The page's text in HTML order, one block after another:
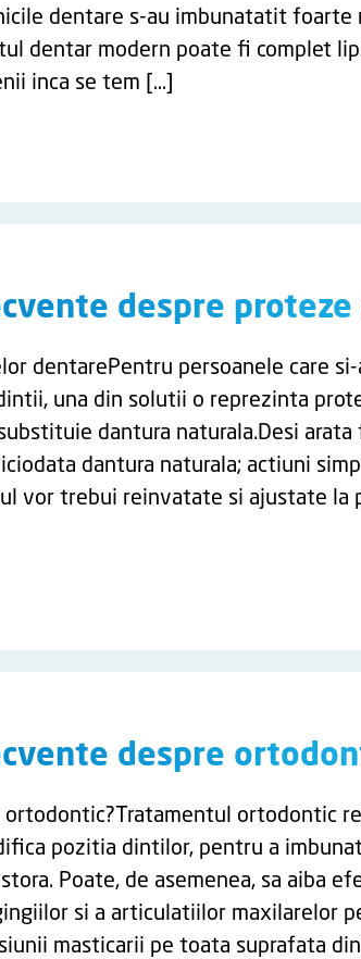
dentare s-au imbunatatit
dentar modern poate fi complet
inca se tem […]
despre proteze
dentarePentru persoanele care
una din solutii o reprezinta
dantura naturala.Desi
dantura naturala; actiuni
vor trebui reinvatate si ajustate la
despre
ortodontic
pozitia dintilor, pentru a
Poate, de asemenea, sa aiba
si a articulatiilor maxilarelor
masticarii pe toata suprafata